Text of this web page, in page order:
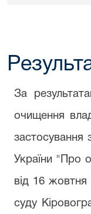
За
очищення
застосування
України "Про
від 16
суду